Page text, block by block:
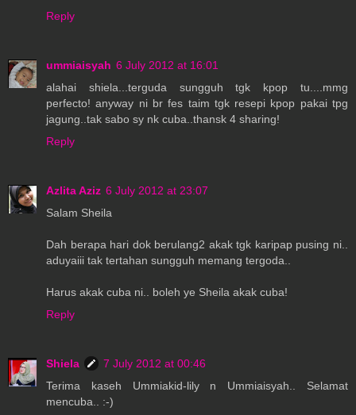
Reply
ummiaisyah 6 July 2012 at 16:01
alahai shiela...terguda sungguh tgk kpop tu....mmg
perfecto! anyway ni br fes taim tgk resepi kpop pakai tpg
jagung..tak sabo sy nk cuba..thansk 4 sharing!
Reply
Azlita Aziz 6 July 2012 at 23:07
Salam Sheila
Dah berapa hari dok berulang2 akak tgk karipap pusing ni..
aduyaiii tak tertahan sungguh memang tergoda..
Harus akak cuba ni.. boleh ye Sheila akak cuba!
Reply
Shiela
7 July 2012 at 00:46
Terima kaseh Ummiakid-lily n Ummiaisyah.. Selamat
mencuba.. :-)